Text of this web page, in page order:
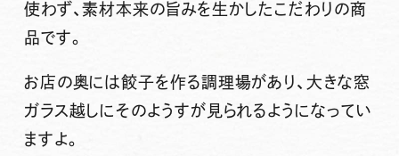
使わず、素材本来の旨みを生かしたこだわりの商
品です。
お店の奥には餃子を作る調理場があり、大きな窓
ガラス越しにそのようすが見られるようになってい
ますよ。